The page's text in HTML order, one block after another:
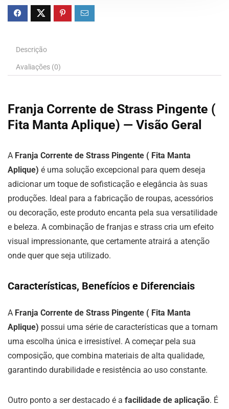
Descrição
Avaliações (0)
Franja Corrente de Strass Pingente (
Fita Manta Aplique) — Visão Geral
A Franja Corrente de Strass Pingente ( Fita Manta
Aplique) é uma solução excepcional para quem deseja
adicionar um toque de sofisticação e elegância às suas
produções. Ideal para a fabricação de roupas, acessórios
ou decoração, este produto encanta pela sua versatilidade
e beleza. A combinação de franjas e strass cria um efeito
visual impressionante, que certamente atrairá a atenção
onde quer que seja utilizado.
Características, Benefícios e Diferenciais
A Franja Corrente de Strass Pingente ( Fita Manta
Aplique) possui uma série de características que a tornam
uma escolha única e irresistível. A começar pela sua
composição, que combina materiais de alta qualidade,
garantindo durabilidade e resistência ao uso constante.
Outro ponto a ser destacado é a facilidade de aplicação. É